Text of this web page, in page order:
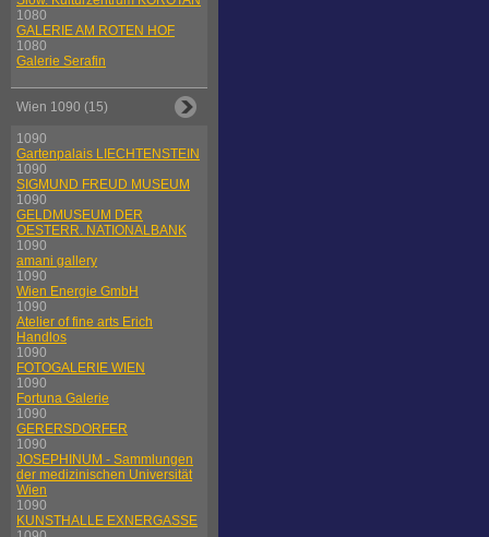
1080
GALERIE AM ROTEN HOF
1080
Galerie Serafin
Wien 1090 (15)
1090
Gartenpalais LIECHTENSTEIN
1090
SIGMUND FREUD MUSEUM
1090
GELDMUSEUM DER
OESTERR. NATIONALBANK
1090
amani gallery
1090
Wien Energie GmbH
1090
Atelier of fine arts Erich
Handlos
1090
FOTOGALERIE WIEN
1090
Fortuna Galerie
1090
GERERSDORFER
1090
JOSEPHINUM - Sammlungen
der medizinischen Universität
Wien
1090
KUNSTHALLE EXNERGASSE